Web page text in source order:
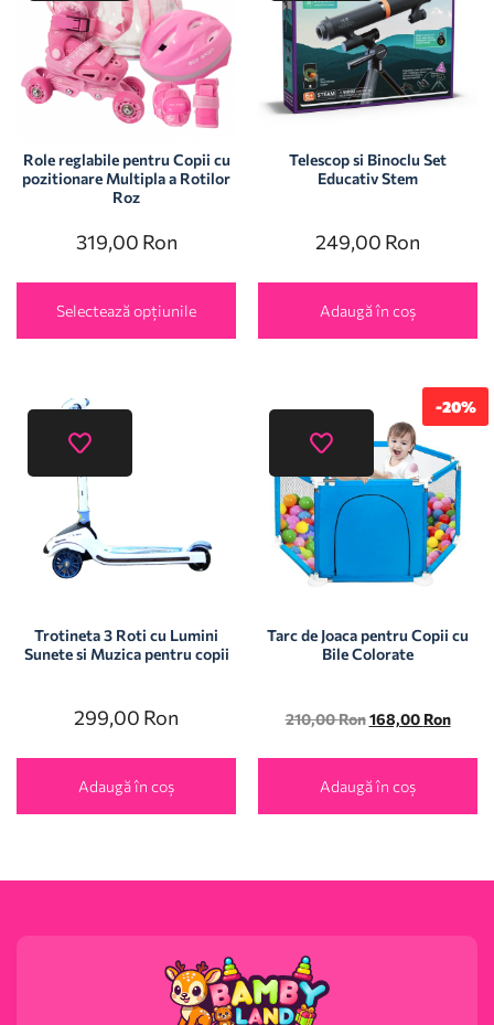
Role reglabile pentru Copii cu
pozitionare Multipla a Rotilor
Roz
319,00 Ron
Selectează opțiunile
Telescop si Binoclu Set
Educativ Stem
249,00 Ron
Adaugă în coș
Trotineta 3 Roti cu Lumini
Sunete si Muzica pentru copii
299,00 Ron
Adaugă în coș
-20%
Tarc de Joaca pentru Copii cu
Bile Colorate
210,00Ron 168,00 Ron
Adaugă în coș